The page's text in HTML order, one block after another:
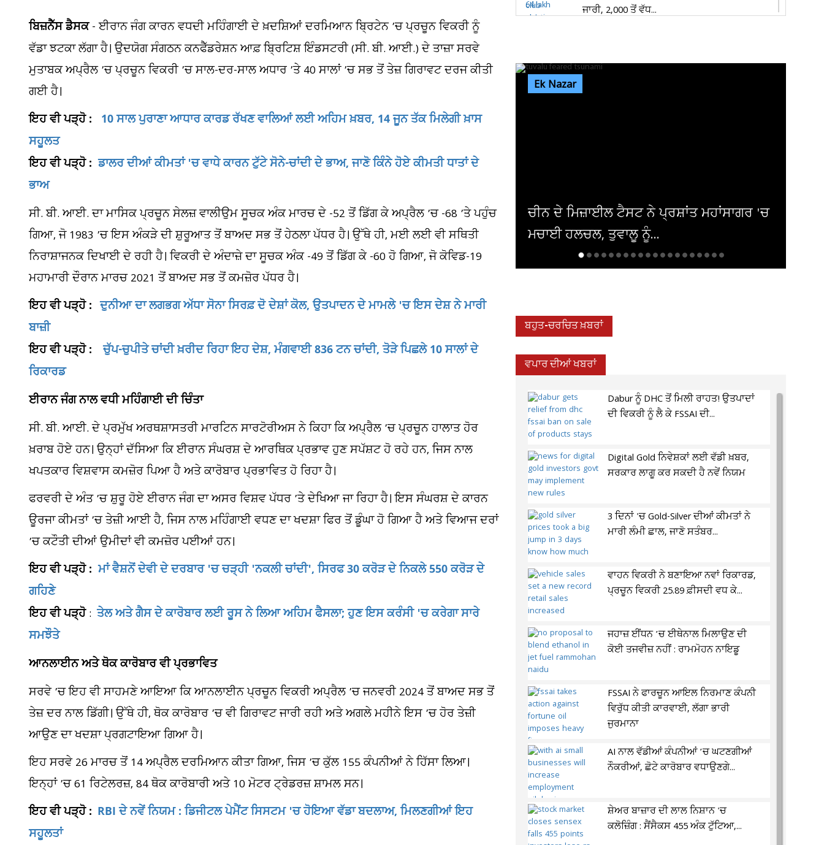
ਬਿਜ਼ਨੈੱਸ ਡੈਸਕ- ਈਰਾਨ ਜੰਗ ਕਾਰਨ ਵਧਦੀ ਮਹਿੰਗਾਈ ਦੇ ਖ਼ਦਸ਼ਿਆਂ ਦਰਮਿਆਨ ਬ੍ਰਿਟੇਨ ’ਚ ਪ੍ਰਚੂਨ ਵਿਕਰੀ ਨੂੰ
ਵੱਡਾ ਝਟਕਾ ਲੱਗਾ ਹੈ। ਉਦਯੋਗ ਸੰਗਠਨ ਕਨਫੈੱਡਰੇਸ਼ਨ ਆਫ਼ ਬ੍ਰਿਟਿਸ਼ ਇੰਡਸਟਰੀ (ਸੀ. ਬੀ. ਆਈ.) ਦੇ ਤਾਜ਼ਾ ਸਰਵੇ
ਮੁਤਾਬਕ ਅਪ੍ਰੈਲ ’ਚ ਪ੍ਰਚੂਨ ਵਿਕਰੀ ’ਚ ਸਾਲ-ਦਰ-ਸਾਲ ਅਧਾਰ ’ਤੇ 40 ਸਾਲਾਂ ’ਚ ਸਭ ਤੋਂ ਤੇਜ਼ ਗਿਰਾਵਟ ਦਰਜ ਕੀਤੀ
ਗਈ ਹੈ।
ਇਹ ਵੀ ਪੜ੍ਹੋ : 10 ਸਾਲ ਪੁਰਾਣਾ ਆਧਾਰ ਕਾਰਡ ਰੱਖਣ ਵਾਲਿਆਂ ਲਈ ਅਹਿਮ ਖ਼ਬਰ, 14 ਜੂਨ ਤੱਕ ਮਿਲੇਗੀ ਖ਼ਾਸ
ਸਹੂਲਤ
ਇਹ ਵੀ ਪੜ੍ਹੋ :ਡਾਲਰ ਦੀਆਂ ਕੀਮਤਾਂ 'ਚ ਵਾਧੇ ਕਾਰਨ ਟੁੱਟੇ ਸੋਨੇ-ਚਾਂਦੀ ਦੇ ਭਾਅ, ਜਾਣੋ ਕਿੰਨੇ ਹੋਏ ਕੀਮਤੀ ਧਾਤਾਂ ਦੇ
ਭਾਅ
ਸੀ. ਬੀ. ਆਈ. ਦਾ ਮਾਸਿਕ ਪ੍ਰਚੂਨ ਸੇਲਜ਼ ਵਾਲੀਉਮ ਸੂਚਕ ਅੰਕ ਮਾਰਚ ਦੇ -52 ਤੋਂ ਡਿੱਗ ਕੇ ਅਪ੍ਰੈਲ ’ਚ -68 ’ਤੇ ਪਹੁੰਚ
ਗਿਆ, ਜੋ 1983 ’ਚ ਇਸ ਅੰਕੜੇ ਦੀ ਸ਼ੁਰੂਆਤ ਤੋਂ ਬਾਅਦ ਸਭ ਤੋਂ ਹੇਠਲਾ ਪੱਧਰ ਹੈ। ਉੱਥੇ ਹੀ, ਮਈ ਲਈ ਵੀ ਸਥਿਤੀ
ਨਿਰਾਸ਼ਾਜਨਕ ਦਿਖਾਈ ਦੇ ਰਹੀ ਹੈ। ਵਿਕਰੀ ਦੇ ਅੰਦਾਜ਼ੇ ਦਾ ਸੂਚਕ ਅੰਕ -49 ਤੋਂ ਡਿੱਗ ਕੇ -60 ਹੋ ਗਿਆ, ਜੋ ਕੋਵਿਡ-19
ਮਹਾਮਾਰੀ ਦੌਰਾਨ ਮਾਰਚ 2021 ਤੋਂ ਬਾਅਦ ਸਭ ਤੋਂ ਕਮਜ਼ੋਰ ਪੱਧਰ ਹੈ।
ਇਹ ਵੀ ਪੜ੍ਹੋ : ਦੁਨੀਆ ਦਾ ਲਗਭਗ ਅੱਧਾ ਸੋਨਾ ਸਿਰਫ਼ ਦੋ ਦੇਸ਼ਾਂ ਕੋਲ, ਉਤਪਾਦਨ ਦੇ ਮਾਮਲੇ 'ਚ ਇਸ ਦੇਸ਼ ਨੇ ਮਾਰੀ
ਬਾਜ਼ੀ
ਇਹ ਵੀ ਪੜ੍ਹੋ :
ਚੁੱਪ-ਚੁਪੀਤੇ ਚਾਂਦੀ ਖ਼ਰੀਦ ਰਿਹਾ ਇਹ ਦੇਸ਼, ਮੰਗਵਾਈ 836 ਟਨ ਚਾਂਦੀ, ਤੋੜੇ ਪਿਛਲੇ 10 ਸਾਲਾਂ ਦੇ
ਰਿਕਾਰਡ
ਈਰਾਨ ਜੰਗ ਨਾਲ ਵਧੀ ਮਹਿੰਗਾਈ ਦੀ ਚਿੰਤਾ
ਸੀ. ਬੀ. ਆਈ. ਦੇ ਪ੍ਰਮੁੱਖ ਅਰਥਸ਼ਾਸਤਰੀ ਮਾਰਟਿਨ ਸਾਰਟੋਰੀਅਸ ਨੇ ਕਿਹਾ ਕਿ ਅਪ੍ਰੈਲ ’ਚ ਪ੍ਰਚੂਨ ਹਾਲਾਤ ਹੋਰ
ਖ਼ਰਾਬ ਹੋਏ ਹਨ। ਉਨ੍ਹਾਂ ਦੱਸਿਆ ਕਿ ਈਰਾਨ ਸੰਘਰਸ਼ ਦੇ ਆਰਥਿਕ ਪ੍ਰਭਾਵ ਹੁਣ ਸਪੱਸ਼ਟ ਹੋ ਰਹੇ ਹਨ, ਜਿਸ ਨਾਲ
ਖਪਤਕਾਰ ਵਿਸ਼ਵਾਸ ਕਮਜ਼ੋਰ ਪਿਆ ਹੈ ਅਤੇ ਕਾਰੋਬਾਰ ਪ੍ਰਭਾਵਿਤ ਹੋ ਰਿਹਾ ਹੈ।
ਫਰਵਰੀ ਦੇ ਅੰਤ ’ਚ ਸ਼ੁਰੂ ਹੋਏ ਈਰਾਨ ਜੰਗ ਦਾ ਅਸਰ ਵਿਸ਼ਵ ਪੱਧਰ ’ਤੇ ਦੇਖਿਆ ਜਾ ਰਿਹਾ ਹੈ। ਇਸ ਸੰਘਰਸ਼ ਦੇ ਕਾਰਨ
ਊਰਜਾ ਕੀਮਤਾਂ ’ਚ ਤੇਜ਼ੀ ਆਈ ਹੈ, ਜਿਸ ਨਾਲ ਮਹਿੰਗਾਈ ਵਧਣ ਦਾ ਖਦਸ਼ਾ ਫਿਰ ਤੋਂ ਡੂੰਘਾ ਹੋ ਗਿਆ ਹੈ ਅਤੇ ਵਿਆਜ ਦਰਾਂ
’ਚ ਕਟੌਤੀ ਦੀਆਂ ਉਮੀਦਾਂ ਵੀ ਕਮਜ਼ੋਰ ਪਈਆਂ ਹਨ।
ਇਹ ਵੀ ਪੜ੍ਹੋ :ਮਾਂ ਵੈਸ਼ਨੋਂ ਦੇਵੀ ਦੇ ਦਰਬਾਰ 'ਚ ਚੜ੍ਹੀ 'ਨਕਲੀ ਚਾਂਦੀ', ਸਿਰਫ 30 ਕਰੋੜ ਦੇ ਨਿਕਲੇ 550 ਕਰੋੜ ਦੇ
ਗਹਿਣੇ
ਇਹ ਵੀ ਪੜ੍ਹੋ: ਤੇਲ ਅਤੇ ਗੈਸ ਦੇ ਕਾਰੋਬਾਰ ਲਈ ਰੂਸ ਨੇ ਲਿਆ ਅਹਿਮ ਫੈਸਲਾ; ਹੁਣ ਇਸ ਕਰੰਸੀ 'ਚ ਕਰੇਗਾ ਸਾਰੇ
ਸਮਝੌਤੇ
ਆਨਲਾਈਨ ਅਤੇ ਥੋਕ ਕਾਰੋਬਾਰ ਵੀ ਪ੍ਰਭਾਵਿਤ
ਸਰਵੇ ’ਚ ਇਹ ਵੀ ਸਾਹਮਣੇ ਆਇਆ ਕਿ ਆਨਲਾਈਨ ਪ੍ਰਚੂਨ ਵਿਕਰੀ ਅਪ੍ਰੈਲ ’ਚ ਜਨਵਰੀ 2024 ਤੋਂ ਬਾਅਦ ਸਭ ਤੋਂ
ਤੇਜ਼ ਦਰ ਨਾਲ ਡਿੱਗੀ। ਉੱਥੇ ਹੀ, ਥੋਕ ਕਾਰੋਬਾਰ ’ਚ ਵੀ ਗਿਰਾਵਟ ਜਾਰੀ ਰਹੀ ਅਤੇ ਅਗਲੇ ਮਹੀਨੇ ਇਸ ’ਚ ਹੋਰ ਤੇਜ਼ੀ
ਆਉਣ ਦਾ ਖਦਸ਼ਾ ਪ੍ਰਗਟਾਇਆ ਗਿਆ ਹੈ।
ਇਹ ਸਰਵੇ 26 ਮਾਰਚ ਤੋਂ 14 ਅਪ੍ਰੈਲ ਦਰਮਿਆਨ ਕੀਤਾ ਗਿਆ, ਜਿਸ ’ਚ ਕੁੱਲ 155 ਕੰਪਨੀਆਂ ਨੇ ਹਿੱਸਾ ਲਿਆ।
ਇਨ੍ਹਾਂ ’ਚ 61 ਰਿਟੇਲਰਜ਼, 84 ਥੋਕ ਕਾਰੋਬਾਰੀ ਅਤੇ 10 ਮੋਟਰ ਟ੍ਰੇਡਰਜ਼ ਸ਼ਾਮਲ ਸਨ।
ਇਹ ਵੀ ਪੜ੍ਹੋ : RBI ਦੇ ਨਵੇਂ ਨਿਯਮ : ਡਿਜੀਟਲ ਪੇਮੈਂਟ ਸਿਸਟਮ 'ਚ ਹੋਇਆ ਵੱਡਾ ਬਦਲਾਅ, ਮਿਲਣਗੀਆਂ ਇਹ
ਸਹੂਲਤਾਂ
ਜਾਰੀ, 2,000 ਤੋਂ ਵੱਧ...
Ek Nazar
ਪਾਕਿਸਤਾਨ ਨੇ ਮੀਡੀਆ ਅਧਿਕਾਰਾਂ 'ਤੇ ਕੀਤੀ ਹੋਰ
ਸਖ਼ਤੀ ਪਰ ਯੂਰਪ ਚੁੱਪ
ਬਹੁਤ-ਚਰਚਿਤ ਖ਼ਬਰਾਂ
ਵਪਾਰ ਦੀਆਂ ਖਬਰਾਂ
Dabur ਨੂੰ DHC ਤੋਂ ਮਿਲੀ ਰਾਹਤ! ਉਤਪਾਦਾਂ
ਦੀ ਵਿਕਰੀ ਨੂੰ ਲੈ ਕੇ FSSAI ਦੀ...
Digital Gold ਨਿਵੇਸ਼ਕਾਂ ਲਈ ਵੱਡੀ ਖ਼ਬਰ,
ਸਰਕਾਰ ਲਾਗੂ ਕਰ ਸਕਦੀ ਹੈ ਨਵੇਂ ਨਿਯਮ
3 ਦਿਨਾਂ 'ਚ Gold-Silver ਦੀਆਂ ਕੀਮਤਾਂ ਨੇ
ਮਾਰੀ ਲੰਮੀ ਛਾਲ, ਜਾਣੋ ਸਤੰਬਰ...
ਵਾਹਨ ਵਿਕਰੀ ਨੇ ਬਣਾਇਆ ਨਵਾਂ ਰਿਕਾਰਡ,
ਪ੍ਰਚੂਨ ਵਿਕਰੀ 25.89 ਫ਼ੀਸਦੀ ਵਧ ਕੇ...
ਜਹਾਜ਼ ਈਂਧਨ ’ਚ ਈਥੇਨਾਲ ਮਿਲਾਉਣ ਦੀ
ਕੋਈ ਤਜਵੀਜ਼ ਨਹੀਂ : ਰਾਮਮੋਹਨ ਨਾਇਡੂ
FSSAI ਨੇ ਫਾਰਚੂਨ ਆਇਲ ਨਿਰਮਾਣ ਕੰਪਨੀ
ਵਿਰੁੱਧ ਕੀਤੀ ਕਾਰਵਾਈ, ਲੱਗਾ ਭਾਰੀ
ਜੁਰਮਾਨਾ
AI ਨਾਲ ਵੱਡੀਆਂ ਕੰਪਨੀਆਂ ’ਚ ਘਟਣਗੀਆਂ
ਨੌਕਰੀਆਂ, ਛੋਟੇ ਕਾਰੋਬਾਰ ਵਧਾਉਣਗੇ...
ਸ਼ੇਅਰ ਬਾਜ਼ਾਰ ਦੀ ਲਾਲ ਨਿਸ਼ਾਨ 'ਚ
ਕਲੋਜ਼ਿੰਗ : ਸੈਂਸੈਕਸ 455 ਅੰਕ ਟੁੱਟਿਆ,...